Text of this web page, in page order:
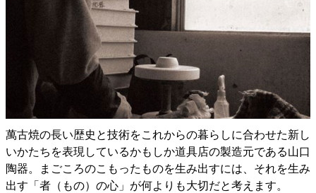
萬古焼の長い歴史と技術をこれからの暮らしに合わせた新し
いかたちを表現しているかもしか道具店の製造元である山口
陶器。まごころのこもったものを生み出すには、それを生み
出す「者（もの）の心」が何よりも大切だと考えます。